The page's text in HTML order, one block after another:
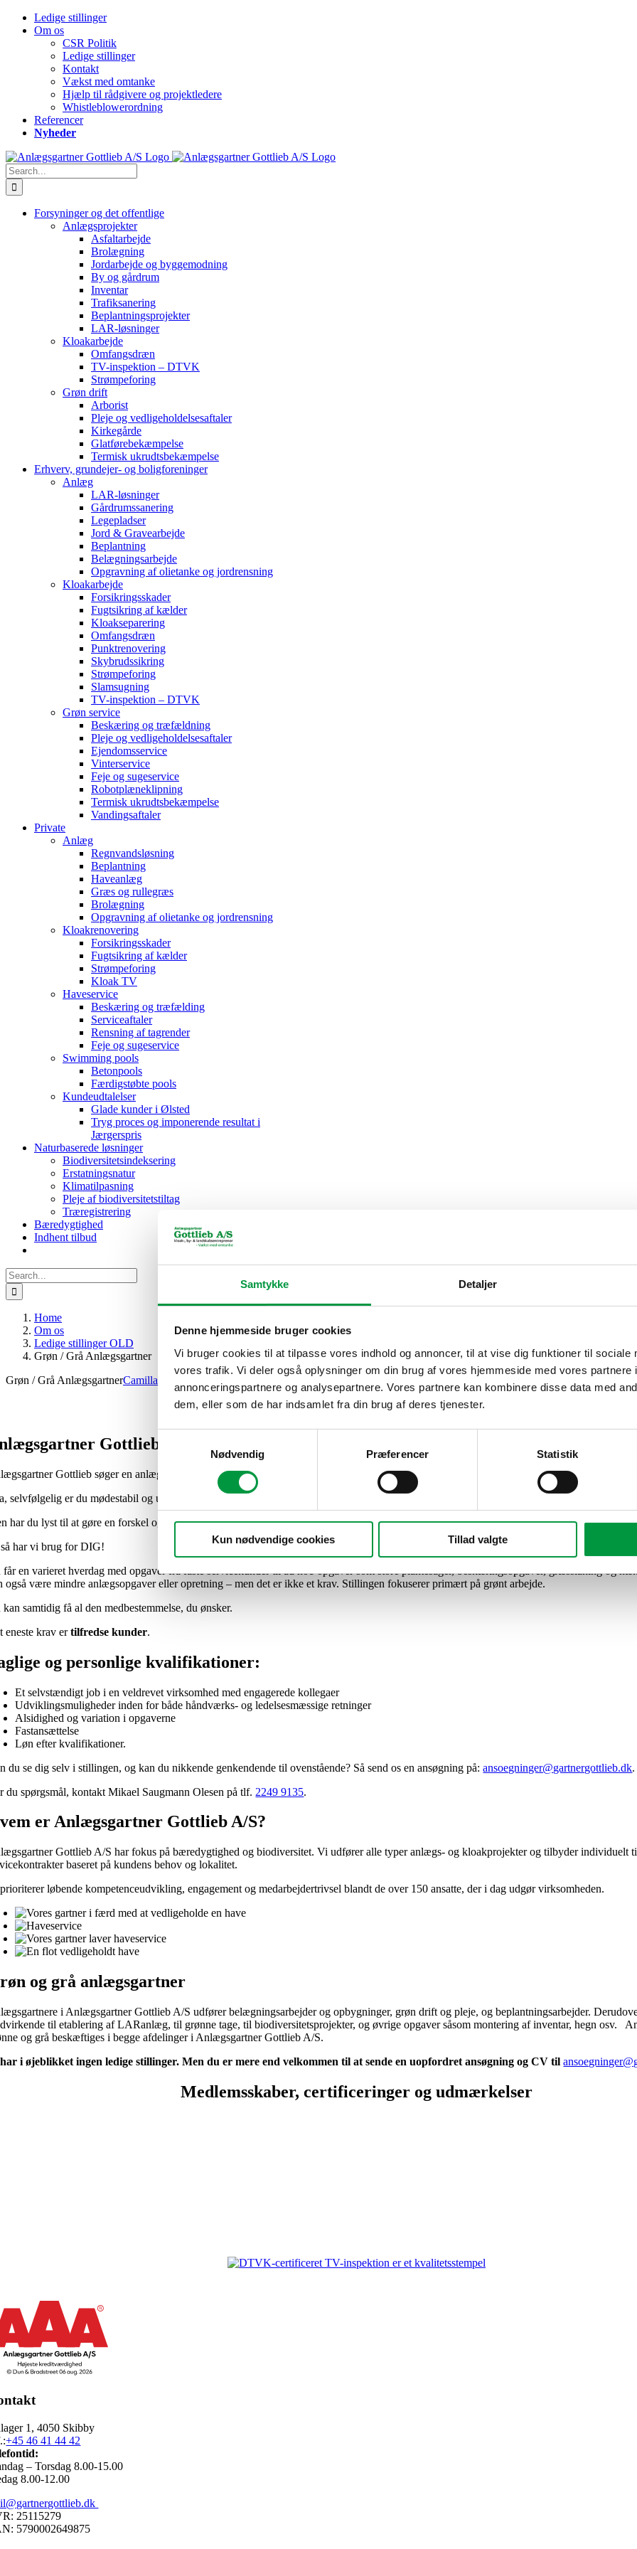
Samtykke Detaljer
Denne hjemmeside bruger cookies
Vi bruger cookies til at tilpasse vores indhold og annoncer, til at vise dig funktioner til sociale
vores trafik. Vi deler også oplysninger om din brug af vores hjemmeside med vores partnere
annonceringspartnere og analysepartnere. Vores partnere kan kombinere disse data med
dem, eller som de har indsamlet fra din brug af deres tjenester.
Nødvendig
Præferencer Statistik
Kun nødvendige cookies Tillad valgte
Skip
Telefon
Email
YouTube
Facebook
Instagram
LinkedInLedige stillinger
Om os
CSR Politik
Ledige stillinger
Kontakt
Vækst med omtanke
Hjælp til rådgivere og projektledere
Whistleblowerordning
Referencer
Nyheder
Search
for:
Forsyninger og det offentlige
Anlægsprojekter
Asfaltarbejde
Brolægning
Jordarbejde og byggemodning
By og gårdrum
Inventar
Trafiksanering
Beplantningsprojekter
LAR-løsninger
Kloakarbejde
Omfangsdræn
TV-inspektion – DTVK
Strømpeforing
Grøn drift
Arborist
Pleje og vedligeholdelsesaftaler
Kirkegårde
Glatførebekæmpelse
Termisk ukrudtsbekæmpelse
Erhverv, grundejer- og boligforeninger
Anlæg
LAR-løsninger
Gårdrumssanering
Legepladser
Jord & Gravearbejde
Beplantning
Belægningsarbejde
Opgravning af olietanke og jordrensning
Kloakarbejde
Forsikringsskader
Fugtsikring af kælder
Kloakseparering
Omfangsdræn
Punktrenovering
Skybrudssikring
Strømpeforing
Slamsugning
TV-inspektion – DTVK
Grøn service
Beskæring og træfældning
Pleje og vedligeholdelsesaftaler
Ejendomsservice
Vinterservice
Feje og sugeservice
Robotplæneklipning
Termisk ukrudtsbekæmpelse
Vandingsaftaler
Private
Anlæg
Regnvandsløsning
Beplantning
Haveanlæg
Græs og rullegræs
Brolægning
Opgravning af olietanke og jordrensning
Kloakrenovering
Forsikringsskader
Fugtsikring af kælder
Strømpeforing
Kloak TV
Haveservice
Beskæring og træfælding
Serviceaftaler
Rensning af tagrender
Feje og sugeservice
Swimming pools
Betonpools
Færdigstøbte pools
Kundeudtalelser
Glade kunder i Ølsted
Tryg proces og imponerende resultat i
Jærgerspris
Naturbaserede løsninger
Biodiversitetsindeksering
Erstatningsnatur
Klimatilpasning
Pleje af biodiversitetstiltag
Træregistrering
Bæredygtighed
Indhent tilbud
Search
for:
Home
Om os
Ledige stillinger OLD
Grøn / Grå Anlægsgartner
Grøn / Grå AnlægsgartnerCamilla Breck 2024-11-15T12:57:02+00:00
Grøn og grå anlægsgartner
Gottlieb A/S’ privathaveafdeling søger formand til udførsel af grøn service
Gottlieb søger en anlægsgartner med pleje som speciale.
selvfølgelig er du mødestabil og uddannet anlægsgartner.
har du lyst til at gøre en forskel og blive en del afAnlægsgartner Gottliebs privathaveafdeling?
har vi brug for DIG!
får en varieret hverdag med opgaver fra faste servicekunder til ad hoc-opgaver som store plantesager, beskæringsopgaver, græsslåning og
også være mindre anlægsopgaver eller opretning – men det er ikke et krav. Stillingen fokuserer primært på grønt arbejde.
kan samtidig få al den medbestemmelse, du ønsker.
eneste krav ertilfredse kunder.
og personlige kvalifikationer:
Et selvstændigt job i en veldrevet virksomhed med engagerede kollegaer
Udviklingsmuligheder inden for både håndværks- og ledelsesmæssige retninger
Alsidighed og variation i opgaverne
Fastansættelse
Løn efter kvalifikationer.
du se dig selv i stillingen, og kan du nikkende genkendende til ovenstående? Så send os en ansøgning på:ansoegninger@gartnergottlieb.dk.
du spørgsmål, kontakt Mikael Saugmann Olesen på tlf. 2249 9135.
er Anlægsgartner Gottlieb A/S?
Gottlieb A/S har fokus på bæredygtighed og biodiversitet. Vi udfører alle typer anlægs- og kloakprojekter og tilbyder individuelt
baseret på kundens behov og lokalitet.
løbende kompetenceudvikling, engagement og medarbejdertrivsel blandt de over 150 ansatte, der i dag udgør virksomheden.
og grå anlægsgartner
i Anlægsgartner Gottlieb A/S udfører belægningsarbejder og opbygninger, grøn drift og pleje, og beplantningsarbejder.
til etablering af LARanlæg, til grønne tage, til biodiversitetsprojekter, og øvrige opgaver såsom montering af inventar, hegn osv.
og grå beskæftiges i begge afdelinger i Anlægsgartner Gottlieb A/S.
i øjeblikket ingen ledige stillinger. Men du er mere end velkommen til at sende en uopfordret ansøgning og CV til
Medlemsskaber, certificeringer og udmærkelser
1, 4050 Skibby
+45 46 41 44 42
– Torsdag 8.00-15.00
8.00-12.00
25115279
5790002649875